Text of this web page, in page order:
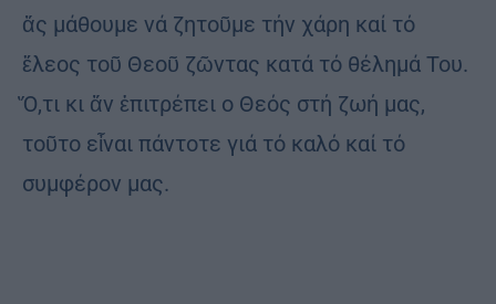
ἄς μάθουμε νά ζητοῦμε τήν χάρη καί τό
ἔλεος τοῦ Θεοῦ ζῶντας κατά τό θέλημά Του.
Ὅ,τι κι ἄν ἐπιτρέπει ο Θεός στή ζωή μας,
τοῦτο εἶναι πάντοτε γιά τό καλό καί τό
συμφέρον μας.